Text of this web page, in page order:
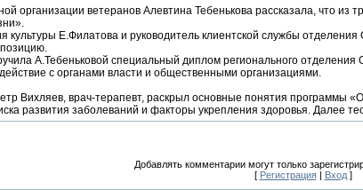
организации ветеранов Алевтина Тебенькова рассказала, что
культуры Е.Филатова и руководитель клиентской службы
А.Тебеньковой специальный диплом регионального
с органами власти и общественными организациями.
Вихляев, врач-терапевт, раскрыл основные понятия программы
развития заболеваний и факторы укрепления здоровья. Далее
Добавлять комментарии могут только
[ Регистрация| Вход]